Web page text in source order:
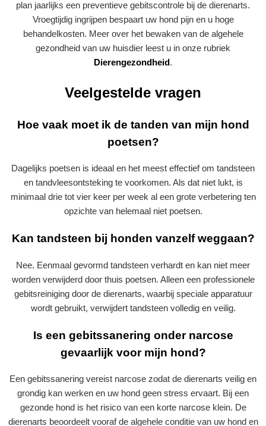
plan jaarlijks een preventieve gebitscontrole bij de dierenarts.
Vroegtijdig ingrijpen bespaart uw hond pijn en u hoge
behandelkosten. Meer over het bewaken van de algehele
gezondheid van uw huisdier leest u in onze rubriek
Dierengezondheid.
Veelgestelde vragen
Hoe vaak moet ik de tanden van mijn hond
poetsen?
Dagelijks poetsen is ideaal en het meest effectief om tandsteen
en tandvleesontsteking te voorkomen. Als dat niet lukt, is
minimaal drie tot vier keer per week al een grote verbetering ten
opzichte van helemaal niet poetsen.
Kan tandsteen bij honden vanzelf weggaan?
Nee. Eenmaal gevormd tandsteen verhardt en kan niet meer
worden verwijderd door thuis poetsen. Alleen een professionele
gebitsreiniging door de dierenarts, waarbij speciale apparatuur
wordt gebruikt, verwijdert tandsteen volledig en veilig.
Is een gebitssanering onder narcose
gevaarlijk voor mijn hond?
Een gebitssanering vereist narcose zodat de dierenarts veilig en
grondig kan werken en uw hond geen stress ervaart. Bij een
gezonde hond is het risico van een korte narcose klein. De
dierenarts beoordeelt vooraf de algehele conditie van uw hond en